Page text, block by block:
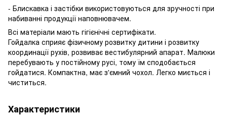
- Блискавка і застібки використовуються для зручності при
набиванні продукції наповнювачем.
Всі матеріали мають гігієнічні сертифікати.
Гойдалка сприяє фізичному розвитку дитини і розвитку
координації рухів, розвиває вестибулярний апарат. Малюки
перебувають у постійному русі, тому їм сподобається
гойдатися. Компактна, має з'ємний чохол. Легко миється і
чиститься.
Характеристики